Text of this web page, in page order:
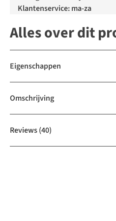
Klantenservice: ma-za
Alles over dit
Eigenschappen
Omschrijving
Reviews(40)